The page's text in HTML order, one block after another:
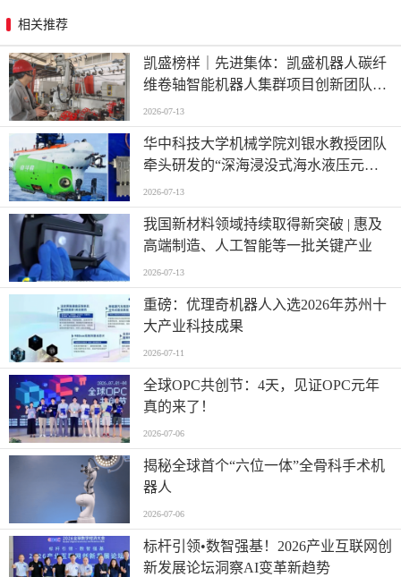
相关推荐
凯盛榜样｜先进集体：凯盛机器人碳纤
维卷轴智能机器人集群项目创新团队
——迈向“智造”新高度
2026-07-13
华中科技大学机械学院刘银水教授团队
牵头研发的“深海浸没式海水液压元件
关键技术及应用”荣获国家技术发明奖
二等奖
2026-07-13
我国新材料领域持续取得新突破 | 惠及
高端制造、人工智能等一批关键产业
2026-07-13
重磅：优理奇机器人入选2026年苏州十
大产业科技成果
2026-07-11
全球OPC共创节：4天，见证OPC元年
真的来了！
2026-07-06
揭秘全球首个“六位一体”全骨科手术机
器人
2026-07-06
标杆引领•数智强基！2026产业互联网创
新发展论坛洞察AI变革新趋势